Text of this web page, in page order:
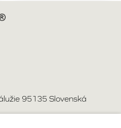
95135 Slovenská